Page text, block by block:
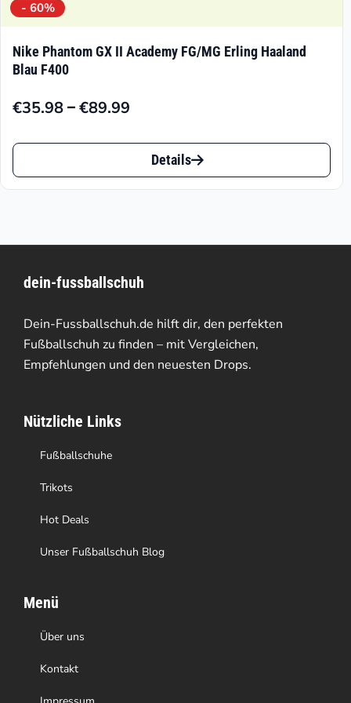
- 60%
Nike Phantom GX II Academy FG/MG Erling Haaland
Blau F400
€35.98–€89.99
Preisspanne:
€35.98
€89.99
Dieses
Produkt
auf.
Die
Optionen
können
der
Produktseite
gewählt
werden
Details
dein-fussballschuh
Dein-Fussballschuh.de hilft dir, den perfekten
Fußballschuh zu finden – mit Vergleichen,
Empfehlungen und den neuesten Drops.
Nützliche Links
Fußballschuhe
Trikots
Hot Deals
Unser Fußballschuh Blog
Menü
Über uns
Kontakt